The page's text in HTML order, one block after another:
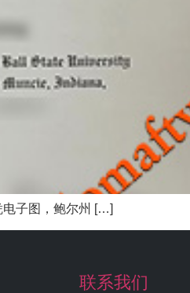
电子图，鲍尔州 […]
联系我们